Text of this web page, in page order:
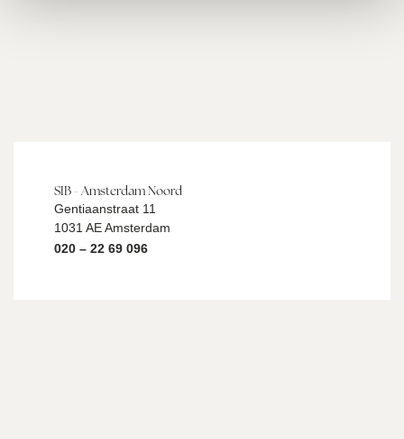
SIB - Amsterdam Noord
Gentiaanstraat 11
1031 AE Amsterdam
020 – 22 69 096